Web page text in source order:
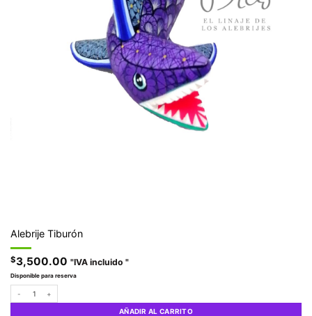
Alebrije Tiburón
$3,500.00 "IVA incluido "
Disponible para reserva
AÑADIR AL CARRITO